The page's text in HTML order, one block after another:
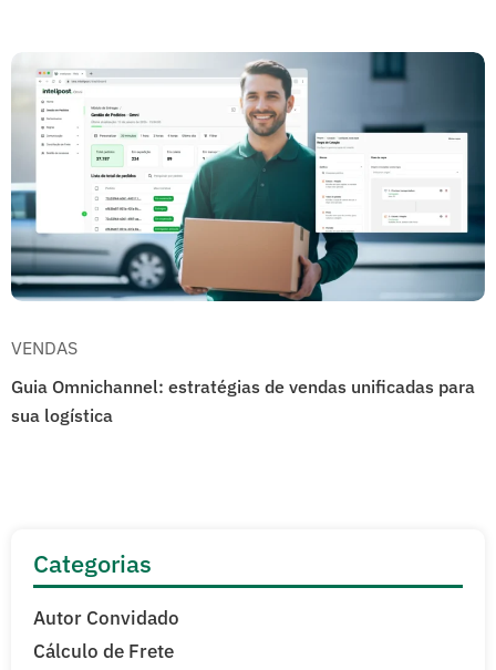
VENDAS
Guia Omnichannel: estratégias de vendas unificadas para
sua logística
Categorias
Autor Convidado
Cálculo de Frete